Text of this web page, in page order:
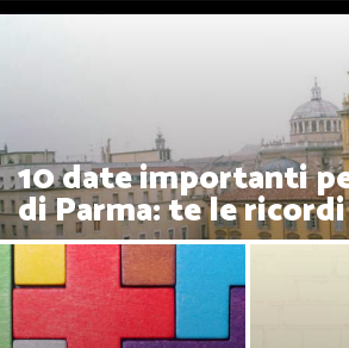
10 date importanti
di Parma: te le